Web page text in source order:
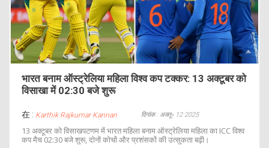
भारत बनाम ऑस्ट्रेलिया महिला विश्व कप टक्कर: 13 अक्टूबर को
विसाखा में 02:30 बजे शुरू
在 : Karthik Rajkumar Kannan दिनांक : अक्तू॰ 12 2025
13 अक्टूबर को विसाखपटणम में भारत महिला बनाम ऑस्ट्रेलिया महिला का ICC विश्व
कप मैच 02:30 बजे शुरू, दोनों कोचों और प्रशंसकों की उत्सुकता बढ़ी।